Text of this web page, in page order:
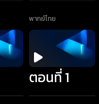
พากย์ไทย
ตอนที่ 1